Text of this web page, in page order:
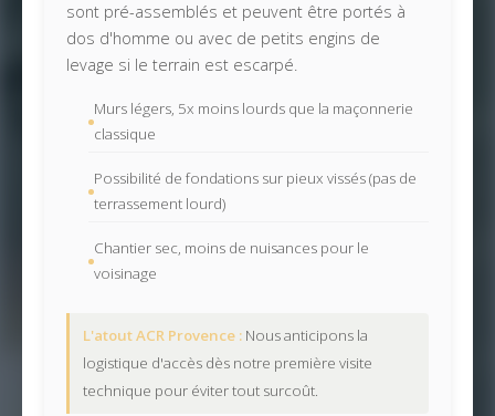
sont pré-assemblés et peuvent être portés à
dos d'homme ou avec de petits engins de
levage si le terrain est escarpé.
Murs légers, 5x moins lourds que la maçonnerie
classique
Possibilité de fondations sur pieux vissés (pas de
terrassement lourd)
Chantier sec, moins de nuisances pour le
voisinage
L'atout ACR Provence : Nous anticipons la
logistique d'accès dès notre première visite
technique pour éviter tout surcoût.